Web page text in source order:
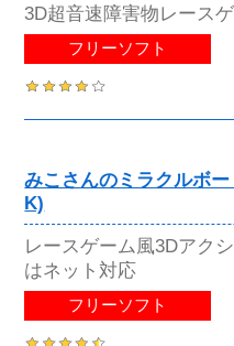
3D超音速障害物レース
フリーソフト
みこさんのミラクルボ
K)
レースゲーム風3Dアク
はネット対応
フリーソフト